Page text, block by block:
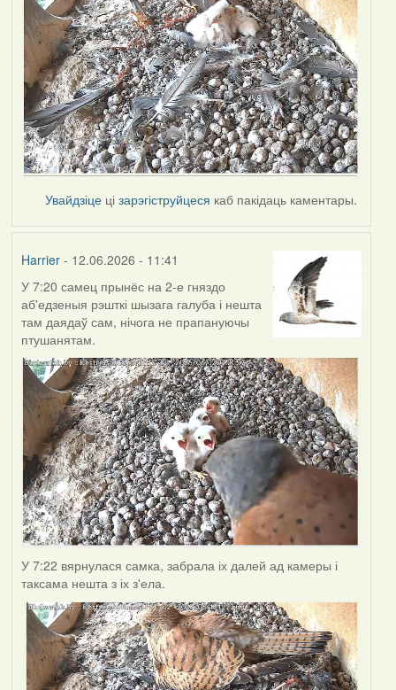
Увайдзіце цізарэгіструйцеся каб пакідаць каментары.
Harrier- 12.06.2026 - 11:41
У 7:20 самец прынёс на 2-е гняздо
аб'едзеныя рэшткі шызага галуба і нешта
там даядаў сам, нічога не прапануючы
птушанятам.
У 7:22 вярнулася самка, забрала іх далей ад камеры і
таксама нешта з іх з'ела.